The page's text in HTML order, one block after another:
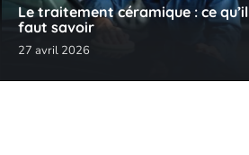
Le traitement céramique : ce qu’il
faut savoir
27 avril 2026